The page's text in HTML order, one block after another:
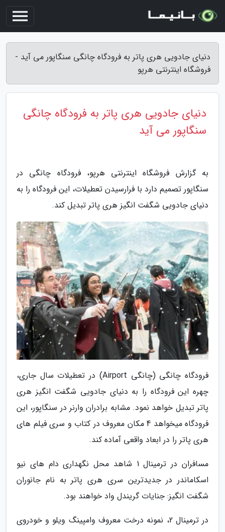
دنیای جادویی هری پاتر به فرودگاه چانگی سنگاپور می آید -
فروشگاه اینترنتی هرپو
دنیای جادویی هری پاتر به فرودگاه چانگی
سنگاپور می آید
به گزارش فروشگاه اینترنتی هرپو، فرودگاه چانگی در
سنگاپور تصمیم دارد با فرارسیدن تعطیلات، این فرودگاه را به
دنیای جادویی شگفت انگیز هری پاتر تبدیل کند.
فرودگاه چانگی (چانگی Airport) در تعطیلات سال جاری،
چهره این فرودگاه را به دنیای جادویی شگفت انگیز هری
پاتر تبدیل خواهد نمود. مشابه برادران وارنر در سنگاپور، این
فرودگاه میخواهد 4 مکان معروف در کتاب و سری فیلم های
هری پاتر را در ابعاد واقعی آماده کند.
مسافران در ترمینال 1 شاهد محل نگهداری دام های نیو
اسکاماندر در جدیدترین سری هری پاتر به نام جانوران
شگفت انگیز: جنایات گریندل واد خواهند بود.
در ترمینال 2، نمونه درخت معروف وامپینگ ویلو و خودروی